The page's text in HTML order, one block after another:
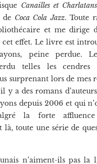
Canailles et Charlatans
de Coca Cola Jazz. Toute
et me dirige
cet effet. Le livre est
peine perdue.
telles les
surprenant lors de mes
y a des romans
depuis 2006 et qui
la forte
là, toute une série de
n’aiment-ils pas la